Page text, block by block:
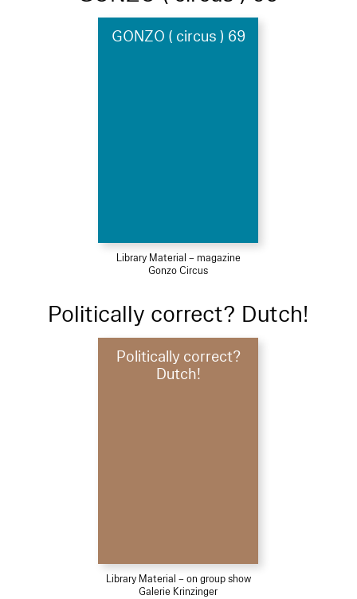
GONZO ( circus ) 69
Library Material – magazine
Gonzo Circus
Politically correct? Dutch!
Politically correct?
Dutch!
Library Material – on group show
Galerie Krinzinger